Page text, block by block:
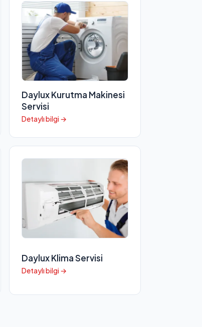
Daylux Kurutma Makinesi
Servisi
Detaylı bilgi →
Daylux Klima Servisi
Detaylı bilgi →